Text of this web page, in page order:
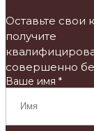
Оставьте свои
получите
совершенно
Ваше имя *